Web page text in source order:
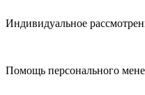
Индивидуальное
Помощь персонального